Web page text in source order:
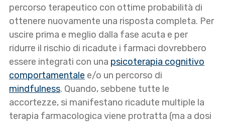
percorso terapeutico con ottime probabilità di
ottenere nuovamente una risposta completa. Per
uscire prima e meglio dalla fase acuta e per
ridurre il rischio di ricadute i farmaci dovrebbero
essere integrati con una psicoterapia cognitivo
comportamentale e/o un percorso di
mindfulness. Quando, sebbene tutte le
accortezze, si manifestano ricadute multiple la
terapia farmacologica viene protratta (ma a dosi